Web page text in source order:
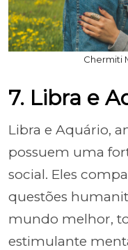
Chermiti
7. Libra e
Libra e Aquário,
possuem uma
social. Eles
questões
mundo melhor,
estimulante